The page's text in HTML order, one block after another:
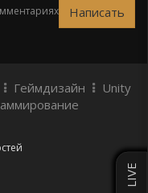
LIVE
Геймдизайн
Unity